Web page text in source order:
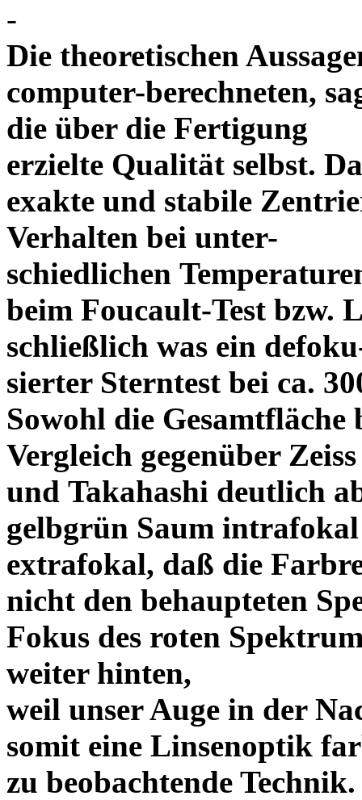
-
Die theoretischen
computer-berechneten,
die über die Fertigung
erzielte Qualität selbst.
exakte und stabile
Verhalten bei unter-
schiedlichen
beim Foucault-Test bzw.
schließlich was ein
sierter Sterntest bei ca.
Sowohl die
Vergleich gegenüber Zeiss
und Takahashi deutlich
gelbgrün Saum
extrafokal, daß die
nicht den behaupteten
Fokus des roten
weiter hinten,
weil unser Auge in der
somit eine Linsenoptik
zu beobachtende